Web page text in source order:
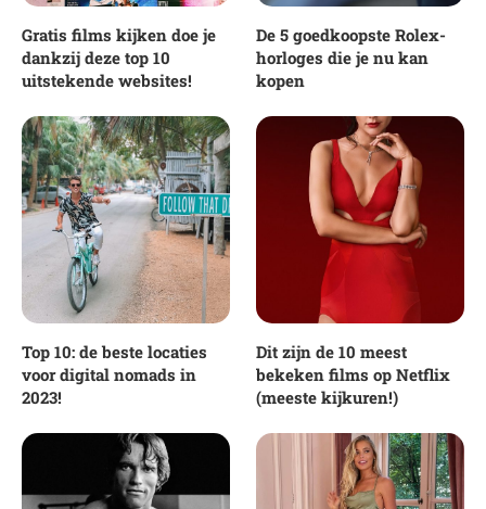
Gratis films kijken doe je
dankzij deze top 10
uitstekende websites!
De 5 goedkoopste Rolex-
horloges die je nu kan
kopen
Top 10: de beste locaties
voor digital nomads in
2023!
Dit zijn de 10 meest
bekeken films op Netflix
(meeste kijkuren!)